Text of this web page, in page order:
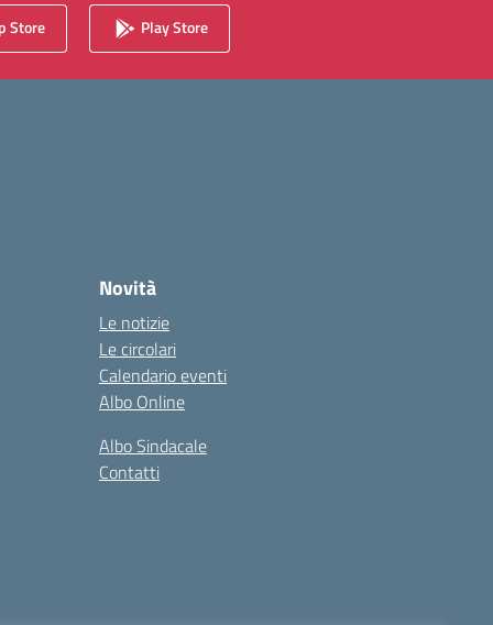
Store Play Store
Novità
Le notizie
Le circolari
Calendario eventi
Albo Online
Albo Sindacale
Contatti